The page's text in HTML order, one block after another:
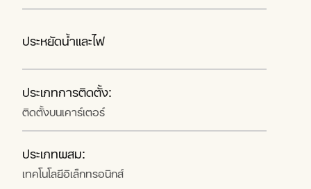
ประหยัดน้ำและไฟ
ประเภทการติดตั้ง:
ติดตั้งบนเคาร์เตอร์
ประเภทผสม:
เทคโนโลยีอิเล็กทรอนิกส์